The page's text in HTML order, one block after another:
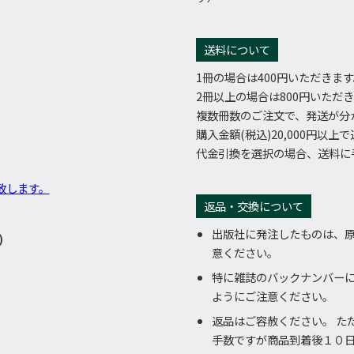
ます。
送料について
1冊の場合は400円いただきま
2冊以上の場合は800円いただ
複数冊数のご注文で、発送が
購入金額(税込)20,000円以上で
代金引換を選択の場合、送料
返品・交換について
出版社に発注したものは、
意ください。
特に雑誌のバックナンバー
ようにご注意ください。
返品はご容赦ください。 た
手数ですが商品到着後１０